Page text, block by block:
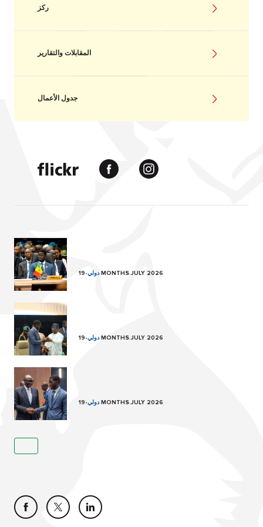
ركز
المقابلات والتقارير
جدول الأعمال
دولي- 19 MONTHS.JULY 2026
دولي- 19 MONTHS.JULY 2026
دولي- 19 MONTHS.JULY 2026